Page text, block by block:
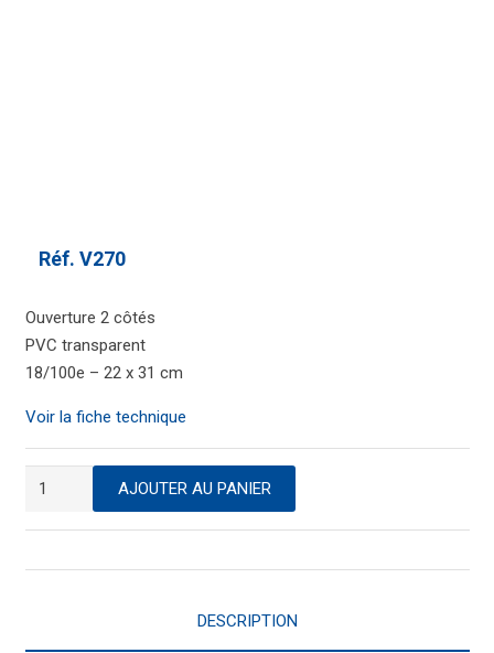
Réf. V270
Ouverture 2 côtés
PVC transparent
18/100e – 22 x 31 cm
Voir la fiche technique
quantité
Chemise
AJOUTER AU PANIER
DESCRIPTION